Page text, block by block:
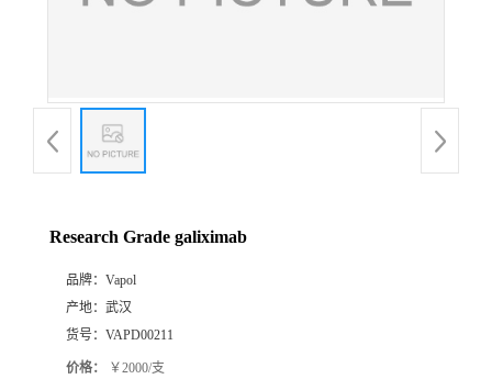
Research Grade galiximab
品牌： Vapol
产地： 武汉
货号： VAPD00211
价格： ￥2000/支